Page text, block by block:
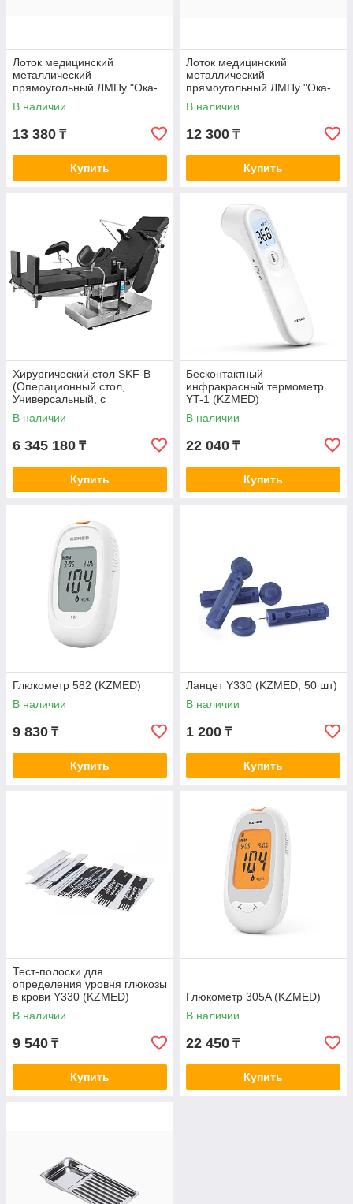
Лоток медицинский
металлический
прямоугольный ЛМПу "Ока-
Медик"
В наличии
13 380 ₸
Купить
Лоток медицинский
металлический
прямоугольный ЛМПу "Ока-
Медик" с крышкой
В наличии
12 300 ₸
Купить
Хирургический стол SKF-B
(Операционный стол,
Универсальный, с
аксессуарами)
В наличии
6 345 180 ₸
Купить
Бесконтактный
инфракрасный термометр
YT-1 (KZMED)
В наличии
22 040 ₸
Купить
Глюкометр 582 (KZMED)
В наличии
9 830 ₸
Купить
Ланцет Y330 (KZMED, 50 шт)
В наличии
1 200 ₸
Купить
Тест-полоски для
определения уровня глюкозы
в крови Y330 (KZMED)
В наличии
9 540 ₸
Купить
Глюкометр 305A (KZMED)
В наличии
22 450 ₸
Купить